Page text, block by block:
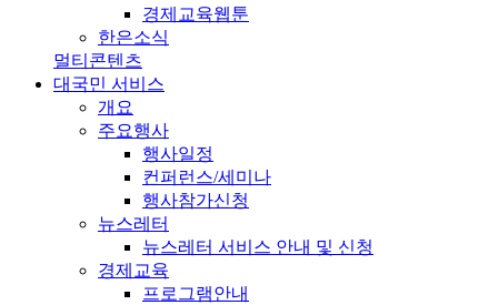
경제교육웹툰
한은소식
멀티콘텐츠
대국민 서비스
개요
주요행사
행사일정
컨퍼런스/세미나
행사참가신청
뉴스레터
뉴스레터 서비스 안내 및 신청
경제교육
프로그램안내